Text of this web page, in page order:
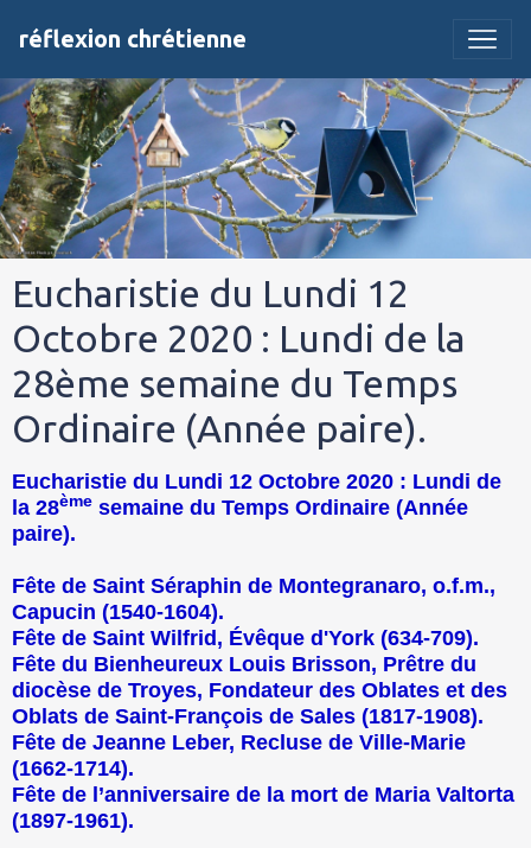
réflexion chrétienne
Eucharistie du Lundi 12
Octobre 2020 : Lundi de la
28ème semaine du Temps
Ordinaire (Année paire).
Eucharistie du Lundi 12 Octobre 2020 : Lundi de
la 28ème semaine du Temps Ordinaire (Année
paire).
Fête de Saint Séraphin de Montegranaro, o.f.m.,
Capucin (1540-1604).
Fête de Saint Wilfrid, Évêque d'York (634-709).
Fête du Bienheureux Louis Brisson, Prêtre du
diocèse de Troyes, Fondateur des Oblates et des
Oblats de Saint-François de Sales (1817-1908).
Fête de Jeanne Leber, Recluse de Ville-Marie
(1662-1714).
Fête de l’anniversaire de la mort de Maria Valtorta
(1897-1961).